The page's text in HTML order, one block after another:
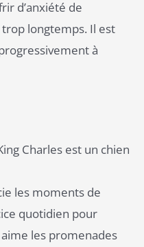
d’anxiété de
trop longtemps. Il est
à
Charles est un chien
les moments de
quotidien pour
les promenades